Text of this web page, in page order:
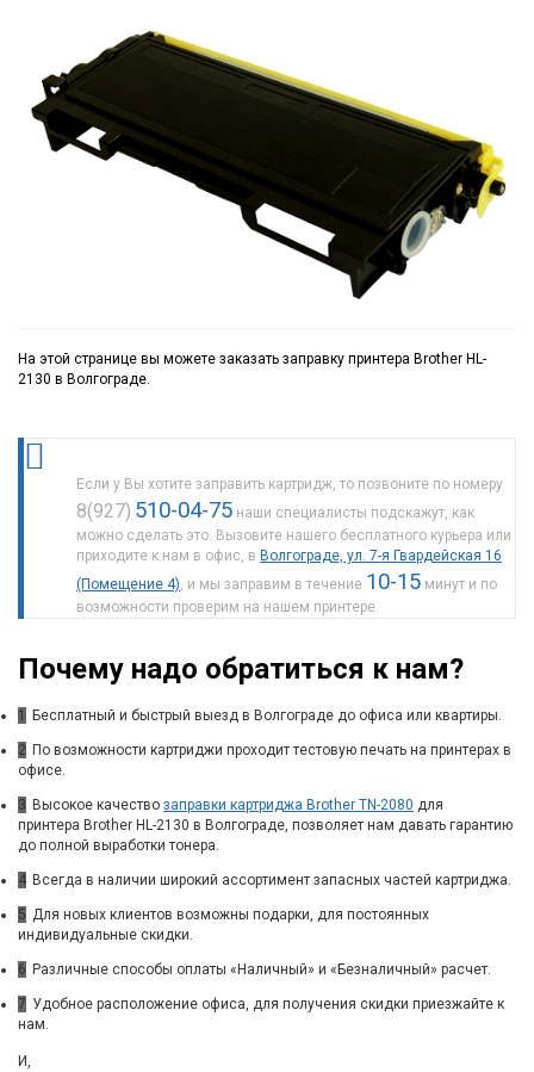
На этой странице вы можете заказать заправку принтера Brother HL-
2130 в Волгограде.
Если у Вы хотите заправить картридж, то позвоните по номеру
8(927) 510-04-75 наши специалисты подскажут, как
можно сделать это. Вызовите нашего бесплатного курьера или
приходите к нам в офис, в Волгограде, ул. 7-я Гвардейская 16
(Помещение 4) , и мы заправим в течение 10-15 минут и по
возможности проверим на нашем принтере.
Почему надо обратиться к нам?
1 Бесплатный и быстрый выезд в Волгограде до офиса или квартиры.
2 По возможности картриджи проходит тестовую печать на принтерах в
офисе.
3 Высокое качество заправки картриджа Brother TN-2080 для
принтера Brother HL-2130 в Волгограде, позволяет нам давать гарантию
до полной выработки тонера.
4 Всегда в наличии широкий ассортимент запасных частей картриджа.
5 Для новых клиентов возможны подарки, для постоянных
индивидуальные скидки.
6 Различные способы оплаты «Наличный» и «Безналичный» расчет.
7 Удобное расположение офиса, для получения скидки приезжайте к
нам.
И,